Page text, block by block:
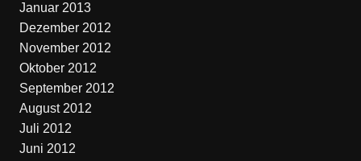
Januar 2013
Dezember 2012
November 2012
Oktober 2012
September 2012
August 2012
Juli 2012
Juni 2012